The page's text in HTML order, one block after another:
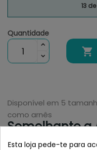
13
Quantidade

Disponível em 5
como arnês
Semelhante a
Seguridad T-
Esta loja pede-te para